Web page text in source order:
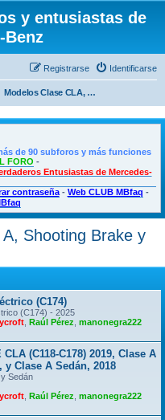
y entusiastas de
Benz
Identificarse
Registrarse
Modelos Clase CLA, Clase A, Shooting Brake y Clase B
de 90 subforos y más funciones
FORO -
Entusiastas de Mercedes-
contraseña- Web CLUB MBfaq -
Shooting Brake y
(C174)
(C174) - 2025
Raúl Pérez manonegra222
CLA (C118-C178) 2019, Clase A
y Clase A Sedán, 2018
Sedán
Raúl Pérez manonegra222